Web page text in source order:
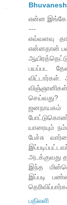
என்ன இங்கே
---
எவ்வளவு
என்னதான்
பயப்பட
விட்டார்கள்.
செய்வது?
ஜனநாயகம்
யாரையும்
பேச்சு
அடக்குவது
இந்த
இப்படி
பதிலளி